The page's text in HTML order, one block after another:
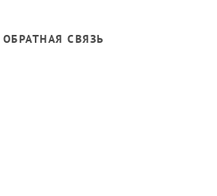
ОБРАТНАЯ СВЯЗЬ